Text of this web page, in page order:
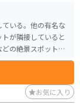
いる。他の有名な
が隣接していると
の絶景スポットへ
お気に入り